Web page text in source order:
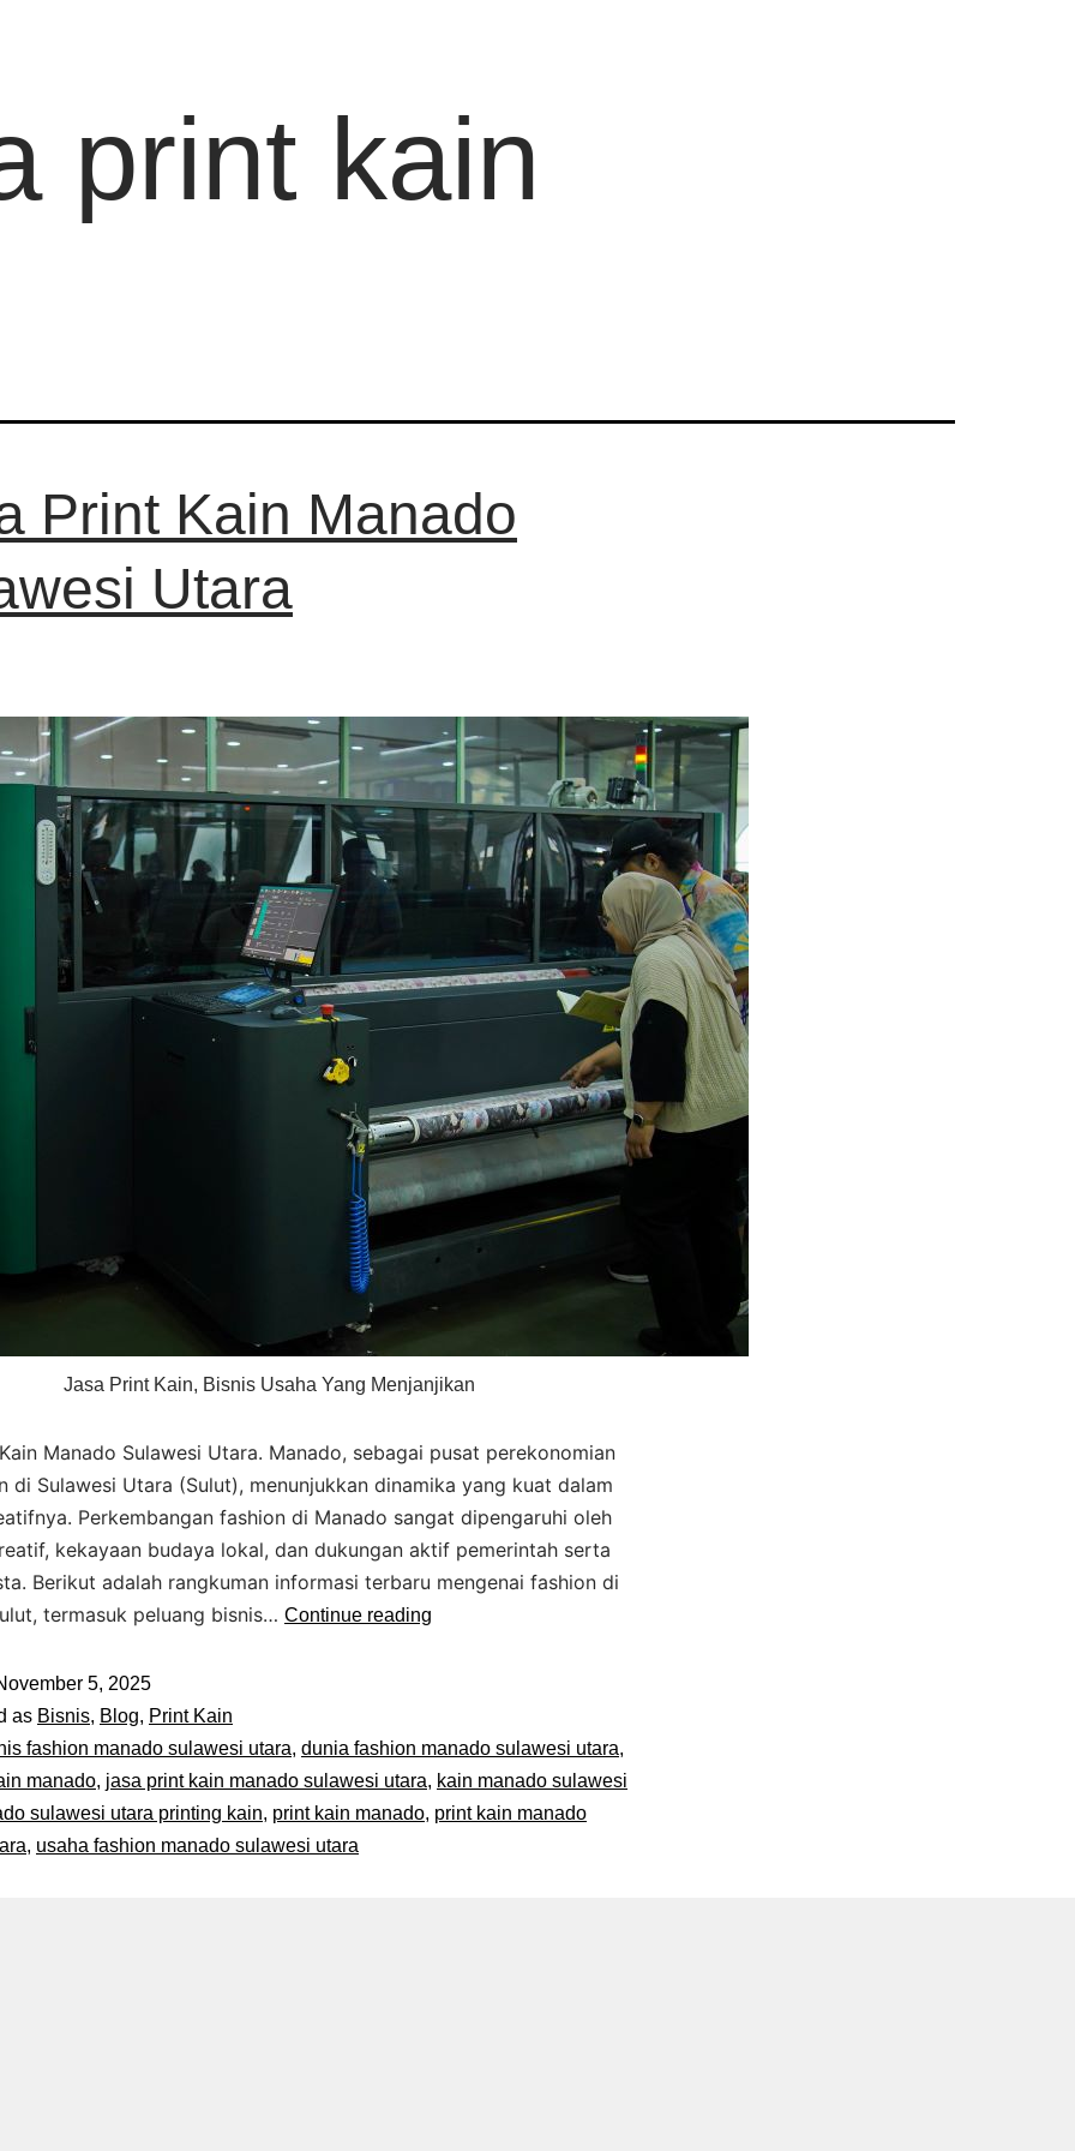
print kain
Print Kain Manado
Utara
Jasa Print Kain, Bisnis Usaha Yang Menjanjikan
Manado Sulawesi Utara. Manado, sebagai pusat perekonomian
di Sulawesi Utara (Sulut), menunjukkan dinamika yang kuat dalam
Perkembangan fashion di Manado sangat dipengaruhi oleh
kekayaan budaya lokal, dan dukungan aktif pemerintah serta
Berikut adalah rangkuman informasi terbaru mengenai fashion di
termasuk peluang bisnis… Continue reading
5, 2025
as Bisnis, Blog, Print Kain
fashion manado sulawesi utara, dunia fashion manado sulawesi utara,
manado, jasa print kain manado sulawesi utara, kain manado sulawesi
sulawesi utara printing kain, print kain manado, print kain manado
, usaha fashion manado sulawesi utara